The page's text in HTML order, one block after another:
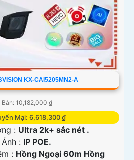
KX-CAI5205MN2-A
Bán: 10,182,000 ₫
Mại: 6,618,300 ₫
: Ultra 2k+ sắc nét .
: IP POE.
: Hồng Ngoại 60m Hồng